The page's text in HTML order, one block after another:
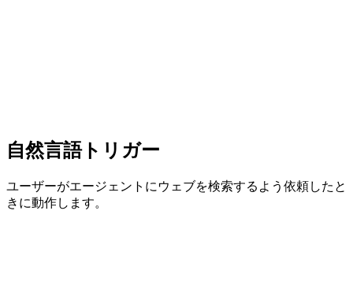
自然言語トリガー
ユーザーがエージェントにウェブを検索するよう依頼したと
きに動作します。